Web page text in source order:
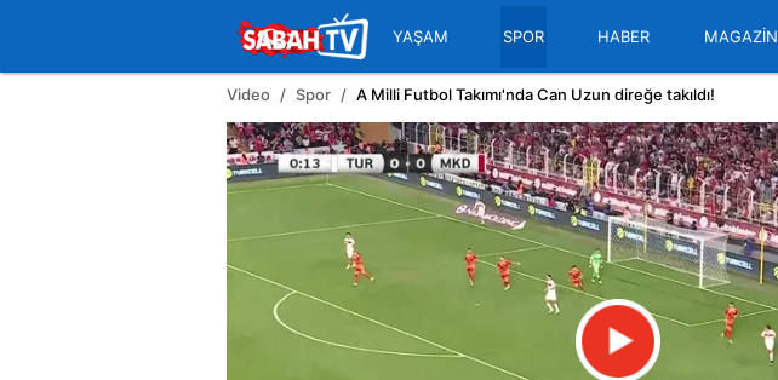
YAŞAM SPOR HABER MAGAZİN
Video Spor A Milli Futbol Takımı'nda Can Uzun direğe takıldı!